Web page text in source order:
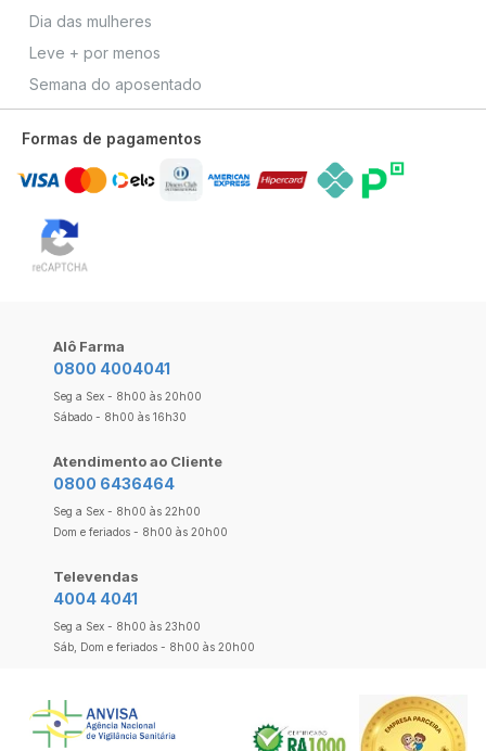
Dia das mulheres
Leve + por menos
Semana do aposentado
Formas de pagamentos
Alô Farma
0800 4004041
Seg a Sex - 8h00 às 20h00
Sábado - 8h00 às 16h30
Atendimento ao Cliente
0800 6436464
Seg a Sex - 8h00 às 22h00
Dom e feriados - 8h00 às 20h00
Televendas
4004 4041
Seg a Sex - 8h00 às 23h00
Sáb, Dom e feriados - 8h00 às 20h00